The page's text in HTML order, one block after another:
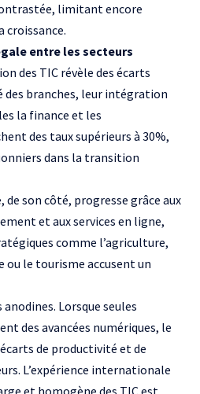
limitant encore
croissance.
entre les secteurs
des TIC révèle des écarts
des branches, leur intégration
la finance et les
des taux supérieurs à 30%,
dans la transition
son côté, progresse grâce aux
et aux services en ligne,
comme l’agriculture,
ou le tourisme accusent un
Lorsque seules
des avancées numériques, le
de productivité et de
L’expérience internationale
et homogène des TIC est